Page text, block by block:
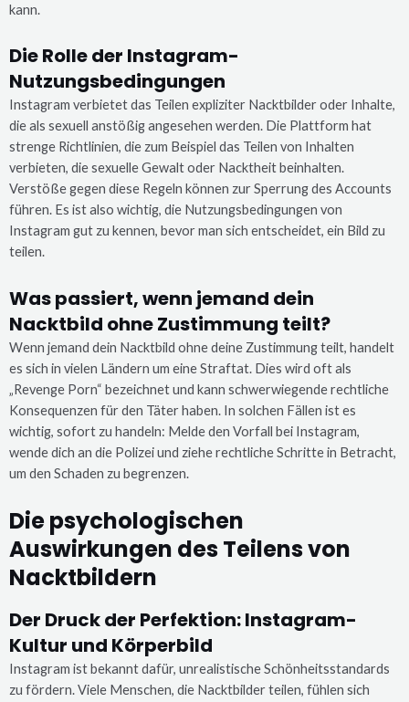
kann.
Die Rolle der Instagram-
Nutzungsbedingungen
Instagram verbietet das Teilen expliziter Nacktbilder oder Inhalte,
die als sexuell anstößig angesehen werden. Die Plattform hat
strenge Richtlinien, die zum Beispiel das Teilen von Inhalten
verbieten, die sexuelle Gewalt oder Nacktheit beinhalten.
Verstöße gegen diese Regeln können zur Sperrung des Accounts
führen. Es ist also wichtig, die Nutzungsbedingungen von
Instagram gut zu kennen, bevor man sich entscheidet, ein Bild zu
teilen.
Was passiert, wenn jemand dein
Nacktbild ohne Zustimmung teilt?
Wenn jemand dein Nacktbild ohne deine Zustimmung teilt, handelt
es sich in vielen Ländern um eine Straftat. Dies wird oft als
„Revenge Porn“ bezeichnet und kann schwerwiegende rechtliche
Konsequenzen für den Täter haben. In solchen Fällen ist es
wichtig, sofort zu handeln: Melde den Vorfall bei Instagram,
wende dich an die Polizei und ziehe rechtliche Schritte in Betracht,
um den Schaden zu begrenzen.
Die psychologischen
Auswirkungen des Teilens von
Nacktbildern
Der Druck der Perfektion: Instagram-
Kultur und Körperbild
Instagram ist bekannt dafür, unrealistische Schönheitsstandards
zu fördern. Viele Menschen, die Nacktbilder teilen, fühlen sich